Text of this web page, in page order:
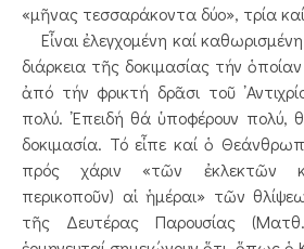
«μῆνας τεσσαράκοντα δύο», τρία
Εἶναι ἐλεγχομένη καί
διάρκεια τῆς δοκιμασίας τήν
ἀπό τήν φρικτή δρᾶσι τοῦ
πολύ. ᾿Επειδή θά ὑποφέρουν πολύ,
δοκιμασία. Τό εἶπε καί ὁ
πρός χάριν «τῶν ἐκλεκτῶν
περικοποῦν) αἱ ἡμέραι» τῶν
τῆς Δευτέρας Παρουσίας